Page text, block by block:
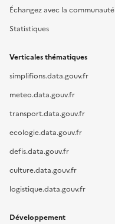
Échangez avec la communauté
Statistiques
Verticales thématiques
simplifions.data.gouv.fr
meteo.data.gouv.fr
transport.data.gouv.fr
ecologie.data.gouv.fr
defis.data.gouv.fr
culture.data.gouv.fr
logistique.data.gouv.fr
Développement